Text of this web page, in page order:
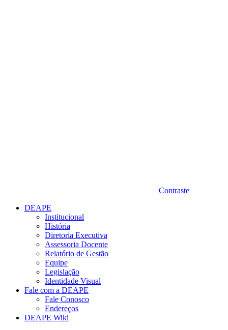
Contraste
DEAPE
Institucional
História
Diretoria Executiva
Assessoria Docente
Relatório de Gestão
Equipe
Legislação
Identidade Visual
Fale com a DEAPE
Fale Conosco
Endereços
DEAPE Wiki